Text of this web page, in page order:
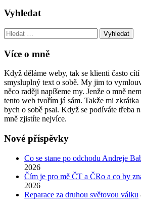
Vyhledat
Vyhledat:
Více o mně
Když děláme weby, tak se klienti často
smysluplný text o sobě. My jim to
něco raději napíšeme my. Jenže o mně
tento web tvořím já sám. Takže mi
bych o sobě psal. Když se podíváte třeba
mně zjistíte nejvíce.
Nové příspěvky
Co se stane po odchodu Andreje
2026
Čím je pro mě ČT a ČRo a co by
2026
Reparace za druhou světovou válku